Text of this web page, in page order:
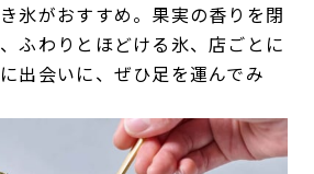
氷がおすすめ。果実の香りを閉
ふわりとほどける氷、店ごとに
出会いに、ぜひ足を運んでみ